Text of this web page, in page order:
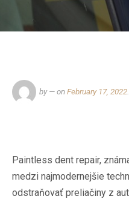
by — on February 17, 2022
Paintless dent repair,
medzi najmodernejšie
odstraňovať preliačiny z